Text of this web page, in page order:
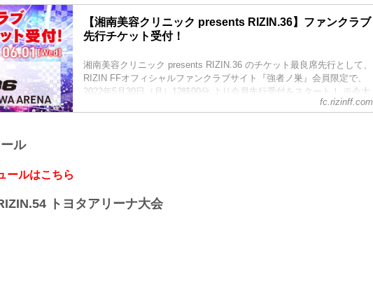
にてご案内します。
終了予定時間
※試合内容、イベント進行によって終了予定時間が前後することがあ
りますのでご了承ください。
会場
【湘南美容クリニック presents RIZIN.36】ファンクラブ
先行チケット受付！
湘南美容クリニック presents RIZIN.36 のチケット最良席先行として、
RIZIN FFオフィシャルファンクラブサイト『強者ノ巣』会員限定で、
2022年5月30日（月）12時00分 より会員先行受付をスタート！ ※今大
会は１本花道ではありませんので、超強者会員様の花道席の受付はあ
fc.rizinff.com
ル
ールはこちら
トヨタアリーナ大会